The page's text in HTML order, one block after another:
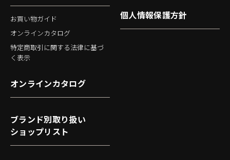
お買い物ガイド
オンラインカタログ
特定商取引に関する法律に基づ
く表示
個人情報保護方針
オンラインカタログ
ブランド別取り扱い
ショップリスト